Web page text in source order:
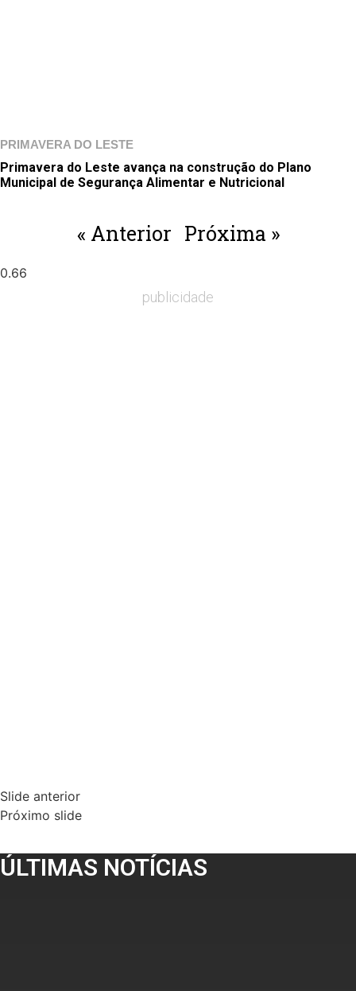
PRIMAVERA DO LESTE
Primavera do Leste avança na construção do Plano
Municipal de Segurança Alimentar e Nutricional
« Anterior Próxima »
publicidade
Slide anterior
Próximo slide
ÚLTIMAS NOTÍCIAS